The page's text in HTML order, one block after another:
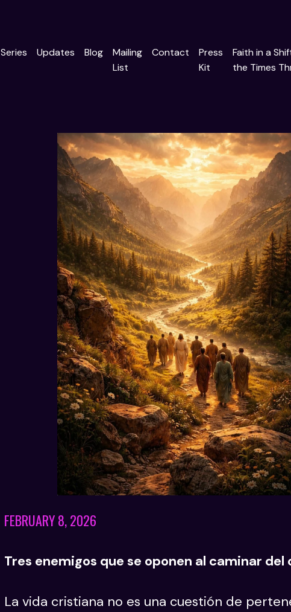
Series Updates Blog
Mailing
List
Contact
Press
Kit
Faith in a
the Times
FEBRUARY 8, 2026
Tres enemigos que se oponen al caminar del
La vida cristiana no es una cuestión de